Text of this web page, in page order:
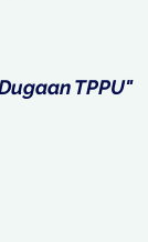
TPPU"